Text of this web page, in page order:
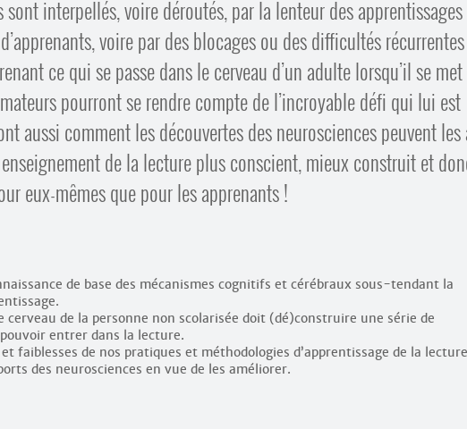
interpellés, voire déroutés, par la lenteur des
voire par des blocages ou des difficultés récurrentes
ce qui se passe dans le cerveau d’un adulte lorsqu’il se met
pourront se rendre compte de l’incroyable défi qui lui est
aussi comment les découvertes des neurosciences peuvent
enseignement de la lecture plus conscient, mieux construit et
eux-mêmes que pour les apprenants !
de base des mécanismes cognitifs et cérébraux sous-tendant la
cerveau de la personne non scolarisée doit (dé)construire une série de
entrer dans la lecture.
faiblesses de nos pratiques et méthodologies d’apprentissage de la lecture
des neurosciences en vue de les améliorer.